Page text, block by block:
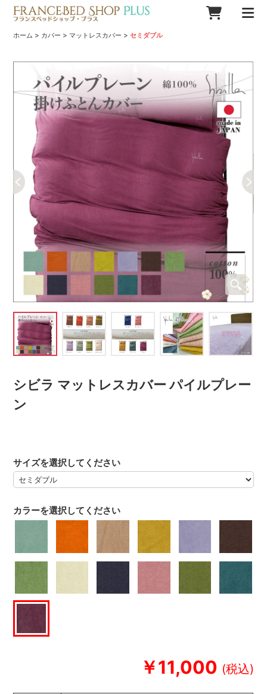
ホーム > カバー > マットレスカバー >セミダブル
シビラ マットレスカバー パイルプレー
ン
￥11,000
カラーを選択してください
サイズを選択してください